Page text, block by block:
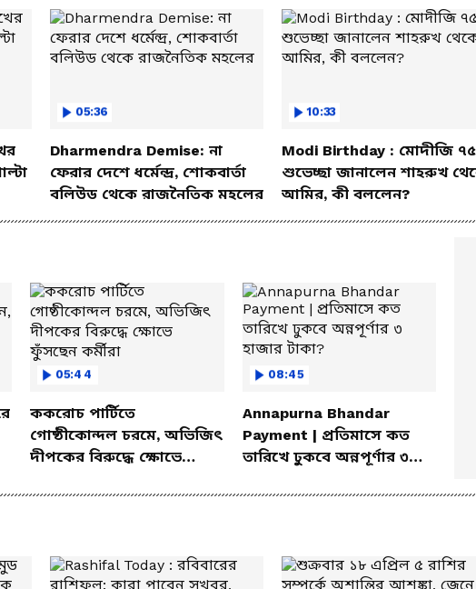
05:36
Dharmendra Demise: না
ফেরার দেশে ধর্মেন্দ্র, শোকবার্তা
বলিউড থেকে রাজনৈতিক মহলের
10:33
Modi Birthday : মোদীজি
শুভেচ্ছা জানালেন শাহরুখ
আমির, কী বললেন?
05:44
ককরোচ পার্টিতে
গোষ্ঠীকোন্দল চরমে, অভিজিৎ
দীপকের বিরুদ্ধে ক্ষোভে
08:45
Annapurna Bhandar
Payment | প্রতিমাসে কত
তারিখে ঢুকবে অন্নপূর্ণার ৩